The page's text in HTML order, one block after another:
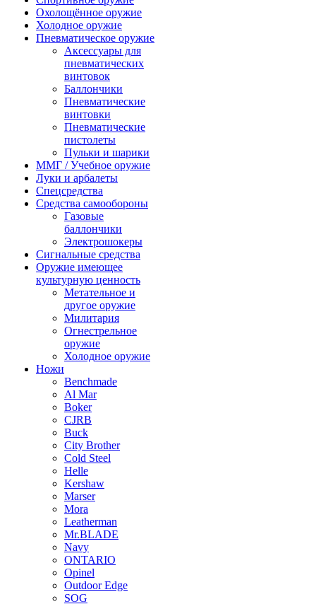
Охолощённое оружие
Холодное оружие
Пневматическое оружие
Аксессуары для
пневматических
винтовок
Баллончики
Пневматические
винтовки
Пневматические
пистолеты
Пульки и шарики
ММГ / Учебное оружие
Луки и арбалеты
Спецсредства
Средства самообороны
Газовые
баллончики
Электрошокеры
Сигнальные средства
Оружие имеющее
культурную ценность
Метательное и
другое оружие
Милитария
Огнестрельное
оружие
Холодное оружие
Ножи
Benchmade
Al Mar
Boker
CJRB
Buck
City Brother
Cold Steel
Helle
Kershaw
Marser
Mora
Leatherman
Mr.BLADE
Navy
ONTARIO
Opinel
Outdoor Edge
SOG